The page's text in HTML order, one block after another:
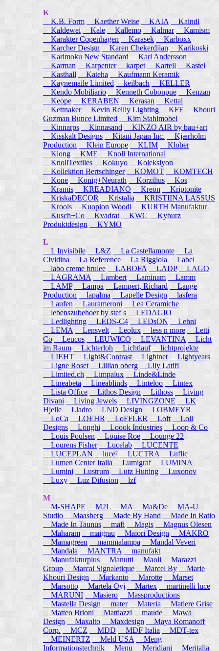
K
K.B. Form
Kaether Weise KAIA
Kaindl
Kaldewei
Kale Kallemo Kalmar
Kamism
Karakter Copenhagen
Karasek
Karboxx
Karcher Design
Karen Chekerdjian
Karikoski
Karimoku New Standard
Karl Andersson
Karman
Karpenter karpet Kartell
Kastel
Kasthall
Kateha
Kaufmann Keramik
Kaynemaile Limited keilbach
KELLER
Kendo Mobiliario
Kenneth Cobonpue
Kenzan
Keope
KERABEN Kerasan
Kettal
Kettnaker Kevin Reilly Lighting KFF
Khouri
Guzman Bunce Limited
Kim Stahlmobel
Kinnarps
Kinnasand
KINZO AIR by bau+art
Kisskalt Designs
Kitani Japan Inc.
Kjærholm
Production
Klein Europe KLIM
Klober
Klong
KME
Knoll International
KnollTextiles
Kokuyo
Koleksiyon
Kollektion Bertschinger KOMOT
KOMTECH
Kone
Konig+Neurath Korzilius
Kos
Kramis
KREADIANO Kreon
Kriptonite
KriskaDECOR
Kristalia
KRISTIINA LASSUS
Krools
Kuopion Woodi
KURTH Manufaktur
Kusch+Co
Kvadrat KWC
Kyburz
Produktdesign
KYMO
L
L Invisibile
L&Z La Castellamonte
La
Cividina
La Reference La Riggiola
Label
labo creme brulee
LABOFA LADP
LAGO
LAGRAMA
Lambert Laminam
Lamm
LAMP
Lampa Lampert, Richard
Lange
Production
lapalma Lapelle Design
lasfera
Laufen
Laurameroni
Lea Ceramiche
lebenszubehoer by stef s
LEDAGIO
Ledlighting
LEDS-C4 LEDsON
Lehni
LEMA
Lensvelt Leolux less n more
Letti
Co
Leucos LEUWICO LEVANTINA
Licht
im Raum
Lichterloh Lichtlauf lichtprojekte
LIEHT
Light&Contrast Lightnet
Lightyears
Ligne Roset
Lillian oberg
Lily Latifi
Limited.ch
Limpalux
Linde&Linde
Lineabeta
Lineablinds Linteloo
Lintex
Lista Office Lithos Design Lithoss
Living
Divani
Living Jewels LIVINGZONE
LK
Hjelle
Lladro LND Design
LOBMEYR
LoCa
LOEHR LoFFLER Loft
Loll
Designs
Longhi Loook Industries
Loop & Co
Louis Poulsen
Louise Roe
Lounge 22
Lourens Fisher
Lucelab
LUCENTE
LUCEPLAN
luce² LUCTRA
Luflic
Lumen Center Italia
Lumigraf
LUMINA
Lumini
Lustrum Lutz Huning
Luxonov
Luxy
Luz Difusion lzf
M
M-SHAPE
M2L MA Ma&De
MA-U
Studio
Maasberg Made By Hand
Made In Ratio
Made In Taunus
mafi Magis
Magnus Olesen
Maharam
maigrau Maiori Design
MAKRO
Mamagreen
mammalampa
Mandal Veveri
Mandala
MANTRA
manufakt
Manufakturplus
Manutti Maoli
Marazzi
Group
Marcal Signaletique Marcel By
Marie
Khouri Design
Markanto Marotte
Marset
Marsotto
Martela Oyj Martex
martinelli luce
MARUNI
Masiero
Massproductions
Mastella Design
mater Materia
Matiere Grise
Matteo Brioni
Mattiazzi maude
Mawa
Design
Maxalto Maxdesign
Maya Romanoff
Corp.
MCZ MDD MDF Italia
MDT-tex
MEINERTZ
Meld USA
Meng
Informationstechnik
Menu Meridiani
Meritalia